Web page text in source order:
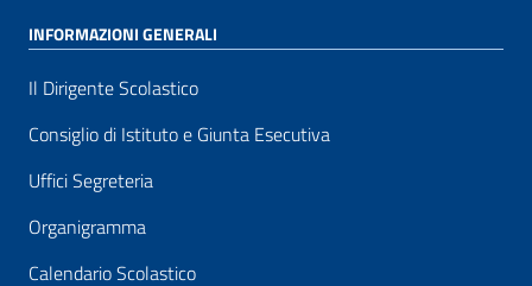
INFORMAZIONI GENERALI
Il Dirigente Scolastico
Consiglio di Istituto e Giunta Esecutiva
Uffici Segreteria
Organigramma
Calendario Scolastico